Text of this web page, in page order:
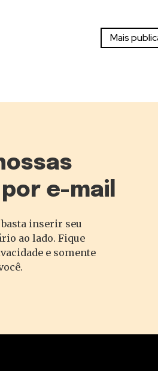
e-mail
inserir seu
ao lado. Fique
e somente